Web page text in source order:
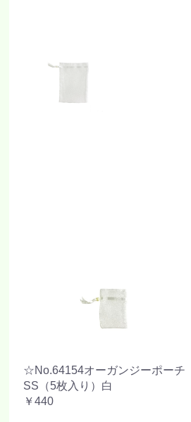
☆No.64154オーガンジーポーチ
SS（5枚入り）白
￥440